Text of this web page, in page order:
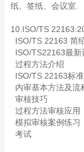
纸、签纸、会议室.
10.ISO/TS
ISO/TS 22163 简
ISO/TS22163最新
过程方法介绍
ISO/TS 22163标
内审基本方法及流
审核技巧
过程方法审核应用
模拟审核案例练习
考试